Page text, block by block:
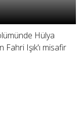
Hülya
Işık'ı misafir